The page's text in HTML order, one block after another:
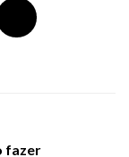
fazer